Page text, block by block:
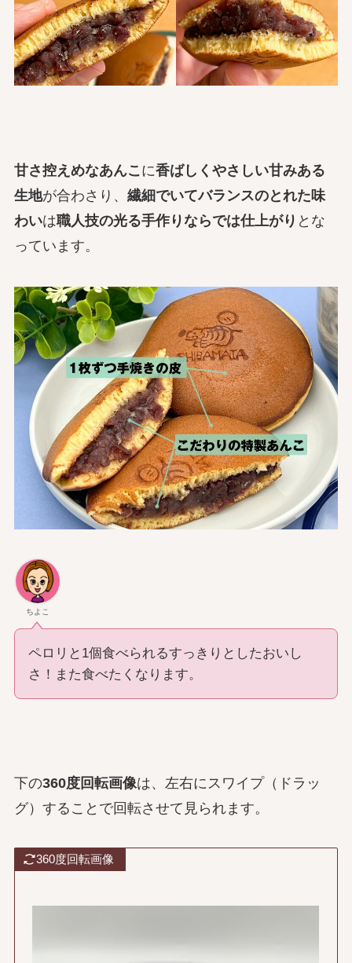
甘さ控えめなあんこに香ばしくやさしい甘みある
生地が合わさり、 繊細でいてバランスのとれた味
わいは職人技の光る手作りならでは仕上がり とな
っています。
ちよこ
ペロリと1個食べられるすっきりとしたおいし
さ！また食べたくなります。
下の360度回転画像は、左右にスワイプ（ドラッ
グ）することで回転させて見られます。
360度回転画像